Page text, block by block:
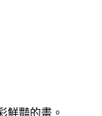
鮮豔的畫。